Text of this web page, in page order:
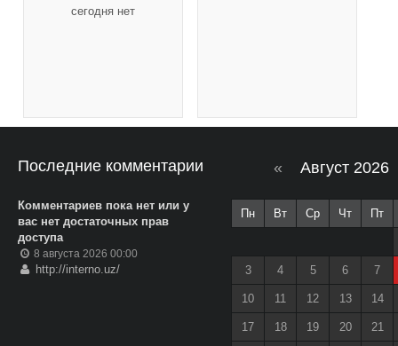
сегодня нет
Последние комментарии
Комментариев пока нет или у
вас нет достаточных прав
доступа
8 августа 2026 00:00
http://interno.uz/
« Август
Пн Вт Ср Чт Пт
3 4 5 6 7
10 11 12 13 14
17 18 19 20 21